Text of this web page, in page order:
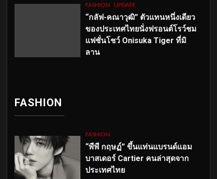
FASHION UPDATE
“กลัฟ-คณาวุฒิ” ตัวแทนหนึ่งเดียว
ของประเทศไทยนั่งฟรอนต์โรว์ชม
แฟชั่นโชว์ Onisuka Tiger ที่มิ
ลาน
FASHION
FASHION
“พีพี กฤษฏ์” ขึ้นแท่นแบรนด์แอม
บาสเดอร์ Cartier คนล่าสุดจาก
ประเทศไทย